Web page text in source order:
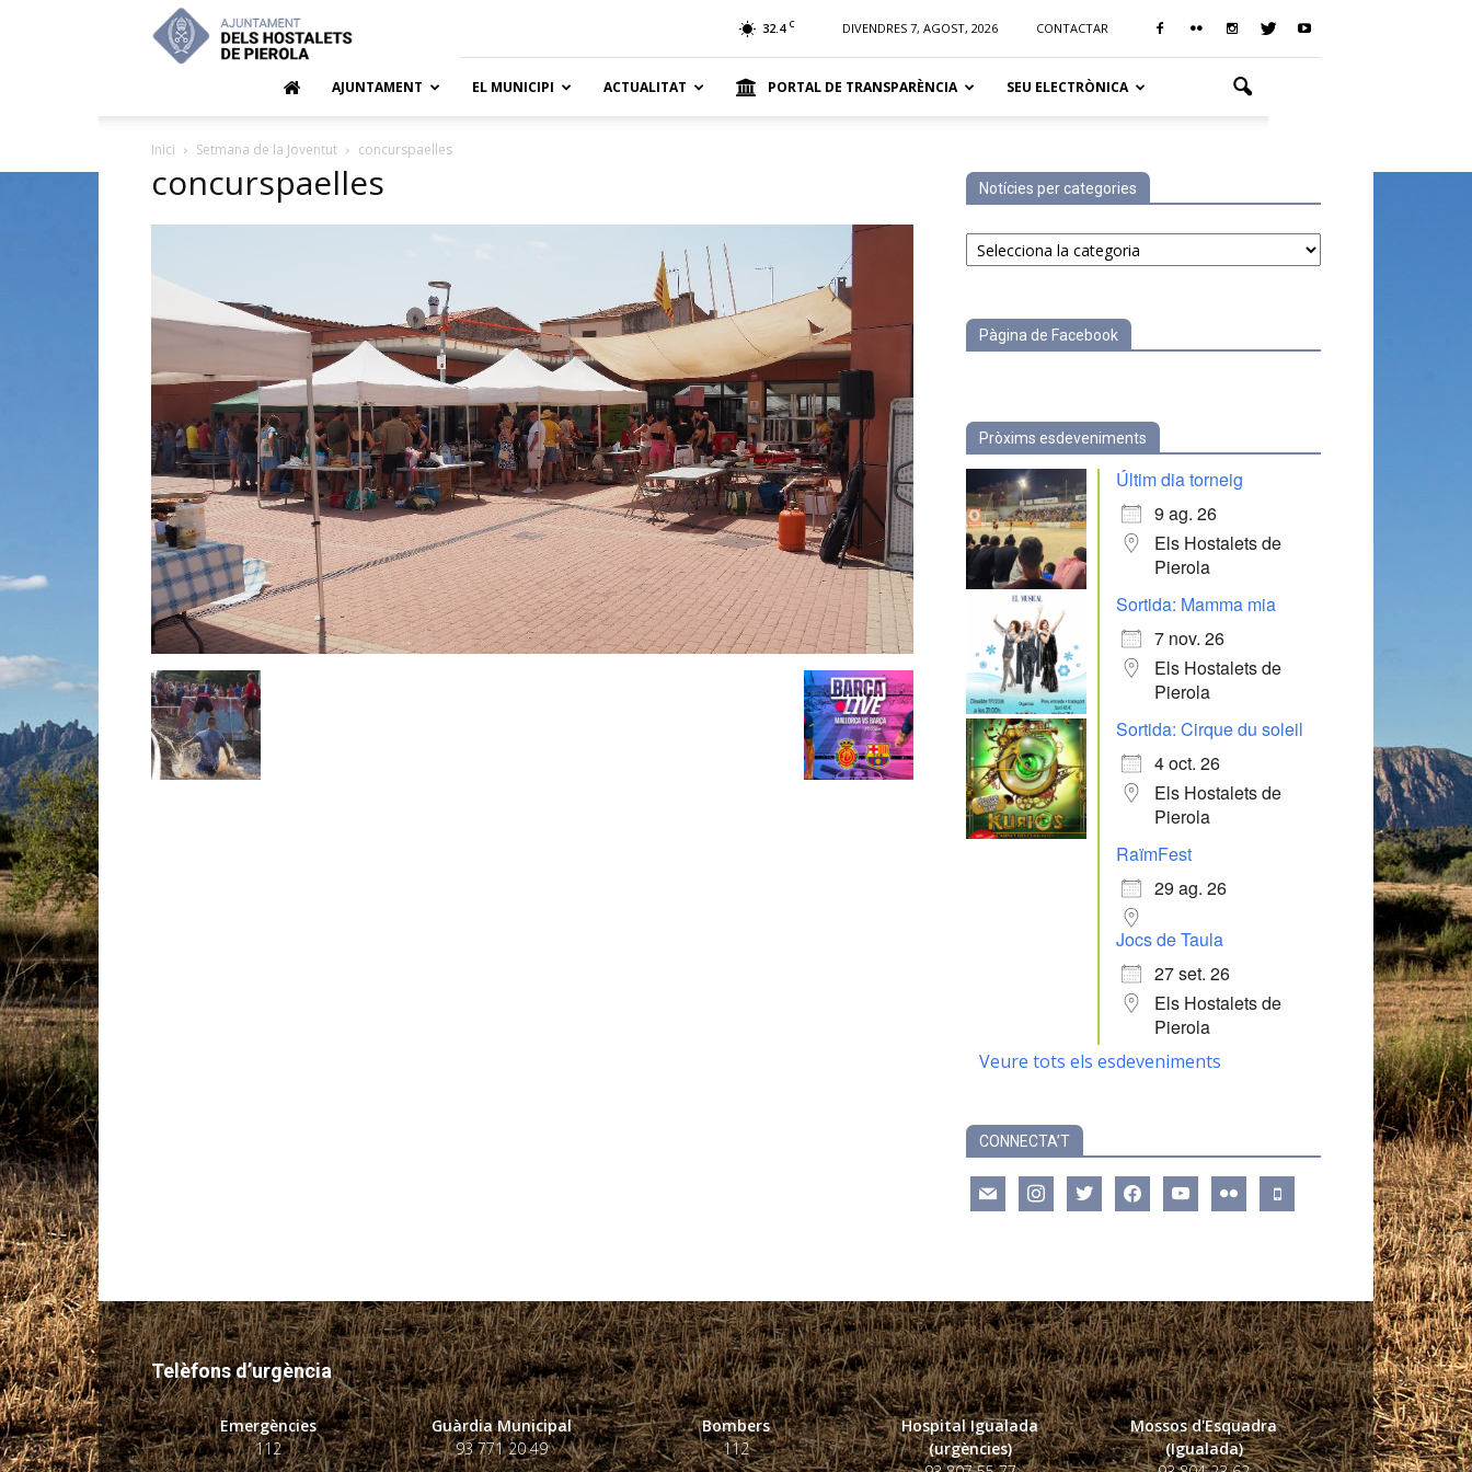
Hostalets
de
32.4 C DIVENDRES 7, AGOST, 2026 CONTACTAR
AJUNTAMENT EL MUNICIPI ACTUALITAT PORTAL DE TRANSPARÈNCIA SEU ELECTRÒNICA
Inici Setmana de la Joventut concurspaelles
concurspaelles Notícies per categories
Notícies
per
Pàgina de Facebook
Pròxims esdeveniments
Últim dia torneig
9 ag. 26
Els Hostalets de
Pierola
Sortida: Mamma mia
7 nov. 26
Els Hostalets de
Pierola
Sortida: Cirque du soleil
4 oct. 26
Els Hostalets de
Pierola
RaïmFest
29 ag. 26
Jocs de Taula
27 set. 26
Els Hostalets de
Pierola
Veure tots els esdeveniments
CONNECTA’T
mail instagramtwitter facebookyoutube flickr mobile
Telèfons d’urgència
Emergències
112
Guàrdia Municipal
93 771 20 49
Bombers
112
Hospital Igualada
(urgències)
Mossos d'Esquadra
(Igualada)